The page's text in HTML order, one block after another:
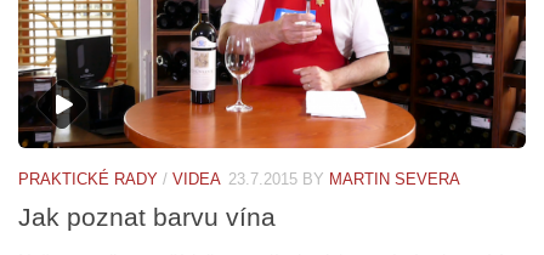
PRAKTICKÉ RADY / VIDEA 23.7.2015 BY MARTIN SEVERA
Jak poznat barvu vína